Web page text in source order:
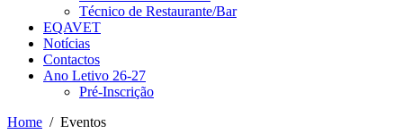
Técnico de Restaurante/Bar
EQAVET
Notícias
Contactos
Ano Letivo 26-27
Pré-Inscrição
Home
Eventos